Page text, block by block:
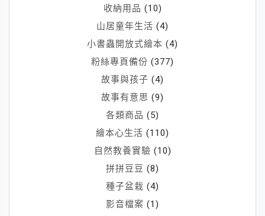
收納用品 (10)
山居童年生活 (4)
小書蟲開放式繪本 (4)
粉絲專頁備份 (377)
故事與孩子 (4)
故事有意思 (9)
各類商品 (5)
繪本心生活 (110)
自然教養實驗 (10)
拼拼豆豆 (8)
種子盆栽 (4)
影音檔案 (1)